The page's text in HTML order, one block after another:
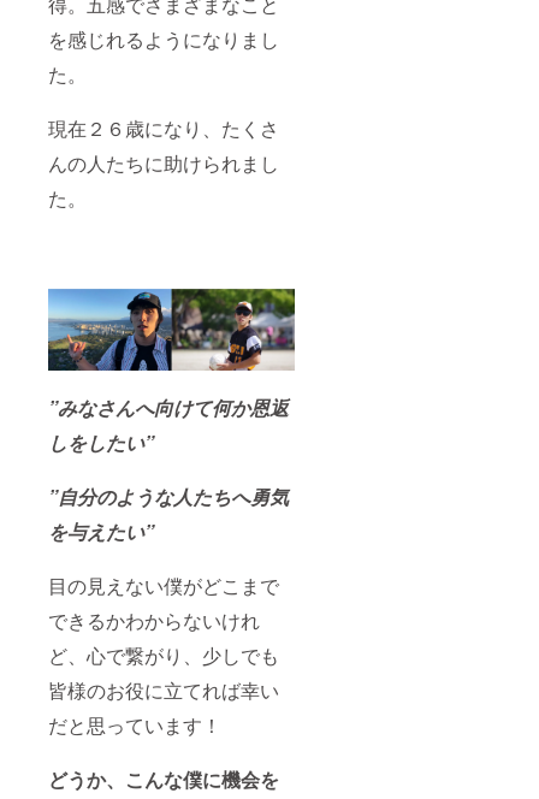
を感じれるようになりまし
た。
現在２６歳になり、たくさ
んの人たちに助けられまし
た。
”みなさんへ向けて何か恩返
しをしたい”
”自分のような人たちへ勇気
を与えたい”
目の見えない僕がどこまで
できるかわからないけれ
ど、心で繋がり、少しでも
皆様のお役に立てれば幸い
だと思っています！
どうか、こんな僕に機会を